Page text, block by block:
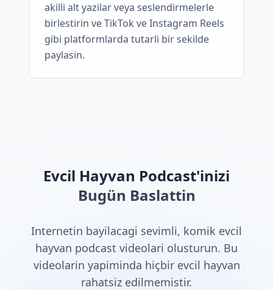
akilli alt yazilar veya seslendirmelerle
birlestirin ve TikTok ve Instagram Reels
gibi platformlarda tutarli bir sekilde
paylasin.
Evcil Hayvan Podcast'inizi
Bugün Baslattin
Internetin bayilacagi sevimli, komik evcil
hayvan podcast videolari olusturun. Bu
videolarin yapiminda hiçbir evcil hayvan
rahatsiz edilmemistir.